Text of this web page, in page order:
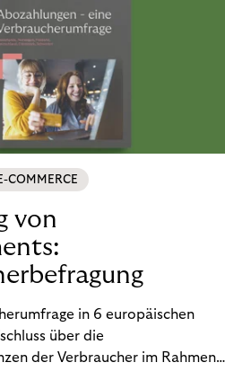
COMMERCE
von
in 6 europäischen
über die
der Verbraucher im Rahmen